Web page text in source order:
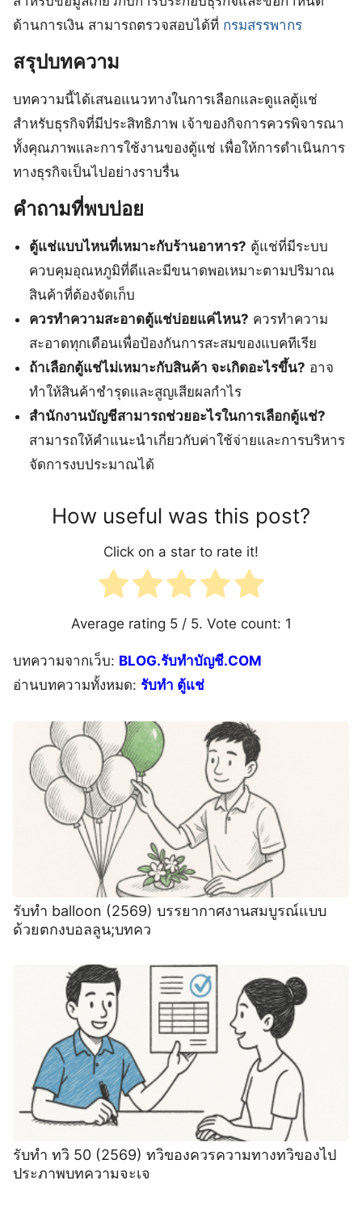
ด้านการเงิน สามารถตรวจสอบได้ที่ กรมสรรพากร
สรุปบทความ
บทความนี้ได้เสนอแนวทางในการเลือกและดูแลตู้แช่
สำหรับธุรกิจที่มีประสิทธิภาพ เจ้าของกิจการควรพิจารณา
ทั้งคุณภาพและการใช้งานของตู้แช่ เพื่อให้การดำเนินการ
ทางธุรกิจเป็นไปอย่างราบรื่น
คำถามที่พบบ่อย
ตู้แช่แบบไหนที่เหมาะกับร้านอาหาร? ตู้แช่ที่มีระบบ
ควบคุมอุณหภูมิที่ดีและมีขนาดพอเหมาะตามปริมาณ
สินค้าที่ต้องจัดเก็บ
ควรทำความสะอาดตู้แช่บ่อยแค่ไหน? ควรทำความ
สะอาดทุกเดือนเพื่อป้องกันการสะสมของแบคทีเรีย
ถ้าเลือกตู้แช่ไม่เหมาะกับสินค้า จะเกิดอะไรขึ้น? อาจ
ทำให้สินค้าชำรุดและสูญเสียผลกำไร
สำนักงานบัญชีสามารถช่วยอะไรในการเลือกตู้แช่?
สามารถให้คำแนะนำเกี่ยวกับค่าใช้จ่ายและการบริหาร
จัดการงบประมาณได้
How useful was this post?
Click on a star to rate it!
Average rating 5/ 5. Vote count: 1
บทความจากเว็บ: BLOG.รับทำบัญชี.COM
อ่านบทความทั้งหมด: รับทำ ตู้แช่
รับทำ balloon (2569) บรรยากาศงานสมบูรณ์แบบ
ด้วยตกงบอลลูน;บทคว
รับทำ ทวิ 50 (2569) ทวิของควรความทางทวิของไป
ประภาพบทความจะเจ